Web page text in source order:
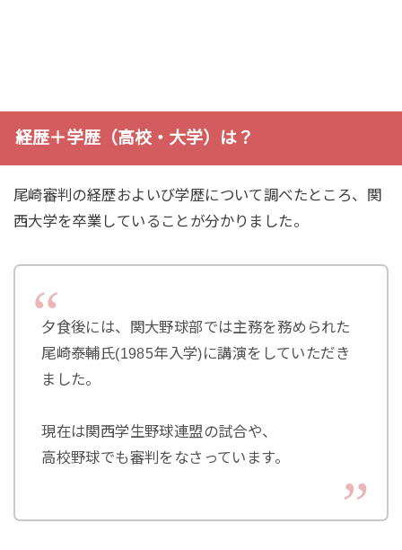
経歴＋学歴（高校・大学）は？
尾崎審判の経歴およいび学歴について調べたところ、関
西大学を卒業していることが分かりました。
夕食後には、関大野球部では主務を務められた
尾崎泰輔氏(1985年入学)に講演をしていただき
ました。
現在は関西学生野球連盟の試合や、
高校野球でも審判をなさっています。